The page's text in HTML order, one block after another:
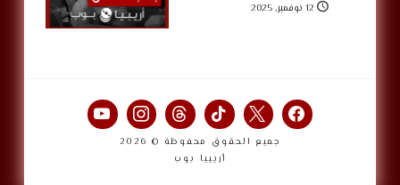
12 نوفمبر, 2025
جميع الحقوق محفوظة © 2026
أريبيا بوب